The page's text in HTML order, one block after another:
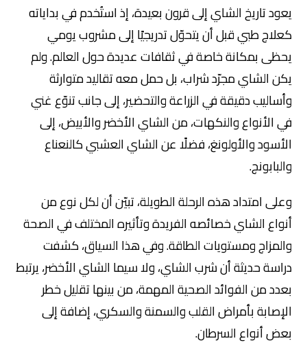
يعود تاريخ الشاي إلى قرون بعيدة، إذ استُخدم في بداياته
كعلاج طبي قبل أن يتحوّل تدريجيًا إلى مشروب يومي
يحظى بمكانة خاصة في ثقافات عديدة حول العالم. ولم
يكن الشاي مجرّد شراب، بل حمل معه تقاليد متوارثة
وأساليب دقيقة في الزراعة والتحضير، إلى جانب تنوّع غني
في الأنواع والنكهات، من الشاي الأخضر والأبيض، إلى
الأسود والأولونغ، فضلًا عن الشاي العشبي كالنعناع
والبابونج.
وعلى امتداد هذه الرحلة الطويلة، تبيّن أن لكل نوع من
أنواع الشاي خصائصه الفريدة وتأثيره المختلف في الصحة
والمزاج ومستويات الطاقة. وفي هذا السياق، كشفت
دراسة حديثة أن شرب الشاي، ولا سيما الشاي الأخضر، يرتبط
بعدد من الفوائد الصحية المهمة، من بينها تقليل خطر
الإصابة بأمراض القلب والسمنة والسكري، إضافة إلى
بعض أنواع السرطان.